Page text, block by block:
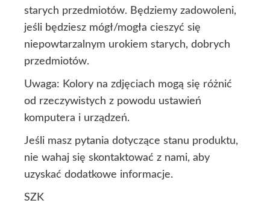
starych przedmiotów. Będziemy zadowoleni,
jeśli będziesz mógł/mogła cieszyć się
niepowtarzalnym urokiem starych, dobrych
przedmiotów.
Uwaga: Kolory na zdjęciach mogą się różnić
od rzeczywistych z powodu ustawień
komputera i urządzeń.
Jeśli masz pytania dotyczące stanu produktu,
nie wahaj się skontaktować z nami, aby
uzyskać dodatkowe informacje.
SZK